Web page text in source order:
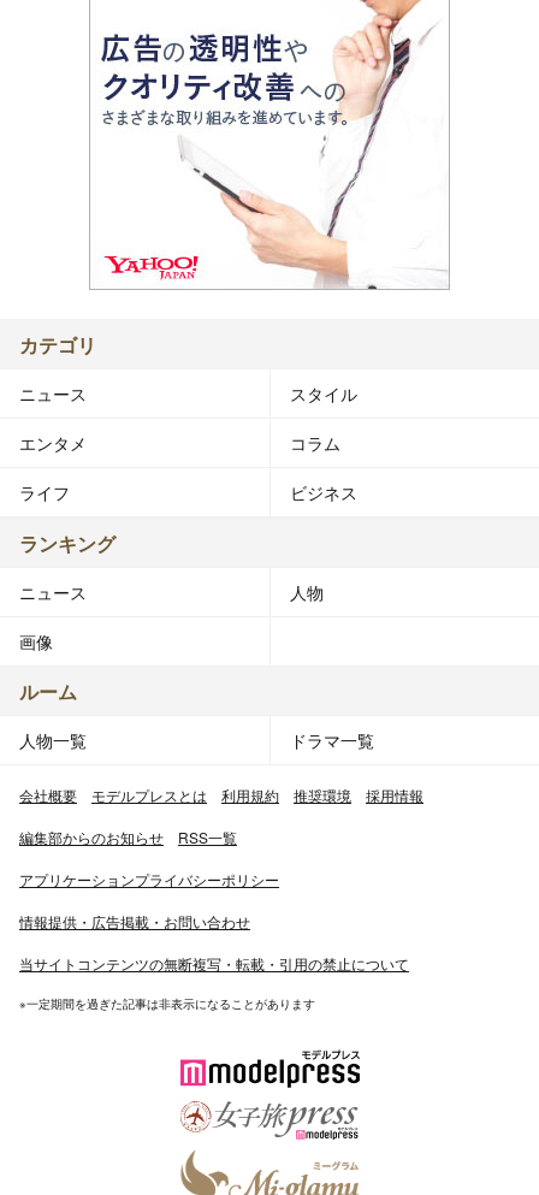
カテゴリ
ニュース スタイル
エンタメ コラム
ライフ ビジネス
ランキング
ニュース 人物
画像
ルーム
人物一覧 ドラマ一覧
会社概要 モデルプレスとは 利用規約 推奨環境 採用情報
編集部からのお知らせ RSS一覧
アプリケーションプライバシーポリシー
情報提供・広告掲載・お問い合わせ
当サイトコンテンツの無断複写・転載・引用の禁止について
※一定期間を過ぎた記事は非表示になることがあります